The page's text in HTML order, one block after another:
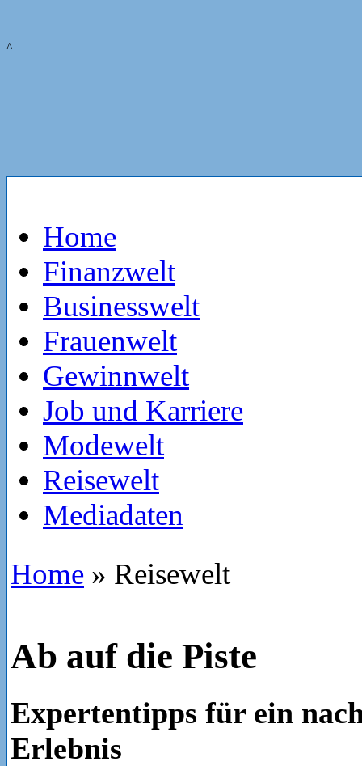
^
Home
Finanzwelt
Businesswelt
Frauenwelt
Gewinnwelt
Job und Karriere
Modewelt
Reisewelt
Mediadaten
Home » Reisewelt
Ab auf die Piste
Expertentipps für ein
Erlebnis